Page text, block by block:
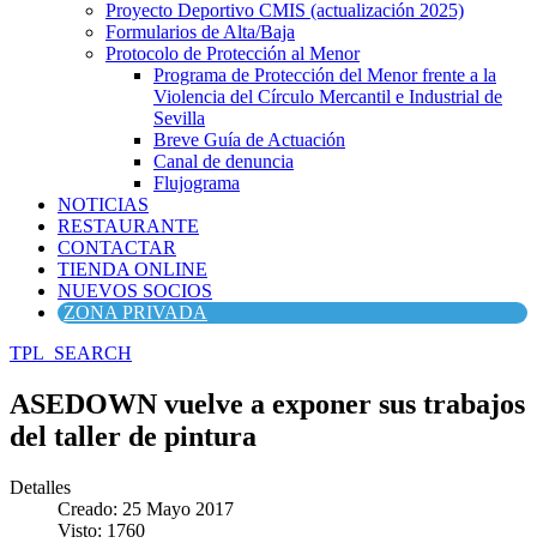
Proyecto Deportivo CMIS (actualización 2025)
Formularios de Alta/Baja
Protocolo de Protección al Menor
Programa de Protección del Menor frente a la
Violencia del Círculo Mercantil e Industrial de
Sevilla
Breve Guía de Actuación
Canal de denuncia
Flujograma
NOTICIAS
RESTAURANTE
CONTACTAR
TIENDA ONLINE
NUEVOS SOCIOS
ZONA PRIVADA
TPL_SEARCH
ASEDOWN vuelve a exponer sus trabajos
del taller de pintura
Detalles
Creado: 25 Mayo 2017
Visto: 1760